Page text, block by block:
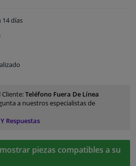
14 días
Teléfono Fuera De Línea
a nuestros especialistas de
Respuestas
piezas compatibles a su